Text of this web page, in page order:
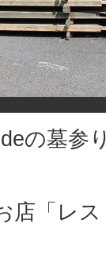
の墓参
店「レ